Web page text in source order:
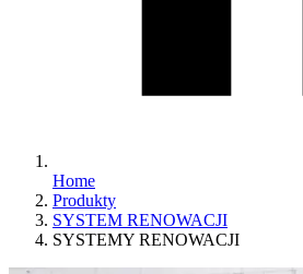
Home
Produkty
SYSTEM RENOWACJI
SYSTEMY RENOWACJI